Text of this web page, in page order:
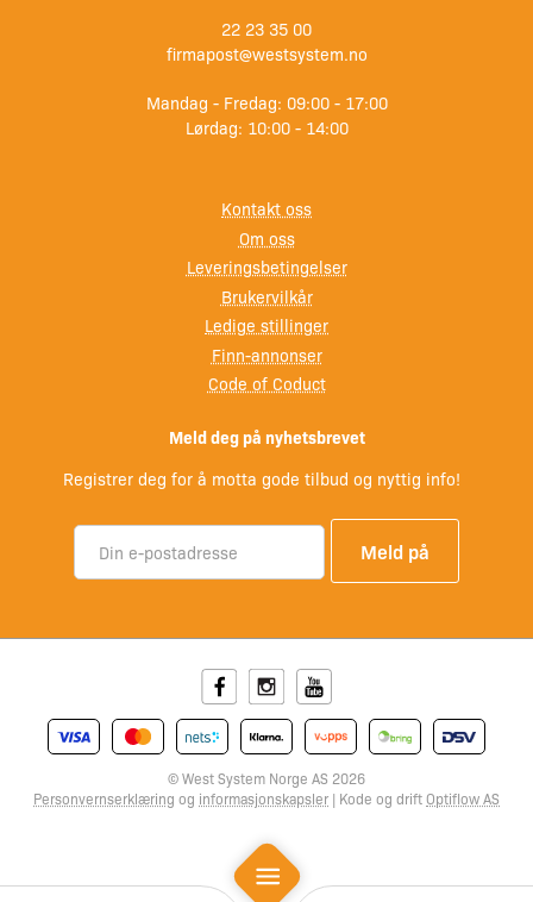
Mobile Menu
22 23 35 00
firmapost@westsystem.no
Mandag - Fredag: 09:00 - 17:00
Lørdag: 10:00 - 14:00
Kontakt oss
Om oss
Leveringsbetingelser
Brukervilkår
Ledige stillinger
Finn-annonser
Code of Coduct
Meld deg på nyhetsbrevet
Registrer deg for å motta gode tilbud og nyttig info!
© West System Norge AS 2026
Personvernserklæring og informasjonskapsler | Kode og driftOptiflow AS
FacebookInstagramYoutube